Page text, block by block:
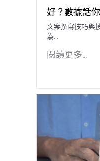
好？數據話
文案撰寫技巧與
為…
閱讀更多...